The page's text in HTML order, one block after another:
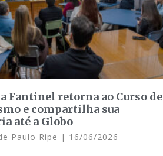
Fantinel retorna ao Curso de
e compartilha sua
até a Globo
Paulo Ripe 16/06/2026